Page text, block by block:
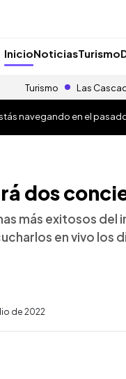
InicioNoticiasTurismo
Turismo Las
navegando en el
dos
más exitosos del
en vivo los
de 2022